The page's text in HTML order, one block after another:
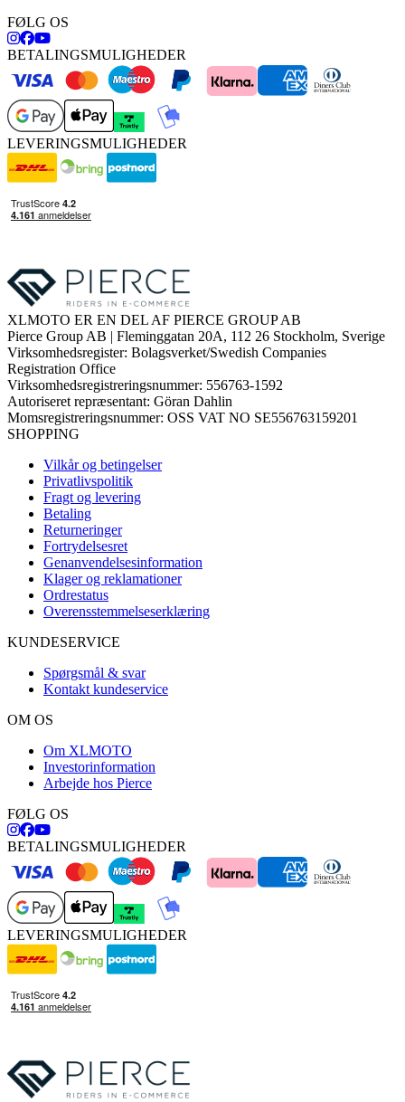
FØLG OS
BETALINGSMULIGHEDER
LEVERINGSMULIGHEDER
XLMOTO ER EN DEL AF PIERCE GROUP AB
Pierce Group AB | Fleminggatan 20A, 112 26 Stockholm, Sverige
Virksomhedsregister: Bolagsverket/Swedish Companies
Registration Office
Virksomhedsregistreringsnummer: 556763-1592
Autoriseret repræsentant: Göran Dahlin
Momsregistreringsnummer: OSS VAT NO SE556763159201
SHOPPING
Vilkår og betingelser
Privatlivspolitik
Fragt og levering
Betaling
Returneringer
Fortrydelsesret
Genanvendelsesinformation
Klager og reklamationer
Ordrestatus
Overensstemmelseserklæring
KUNDESERVICE
Spørgsmål & svar
Kontakt kundeservice
OM OS
Om XLMOTO
Investorinformation
Arbejde hos Pierce
FØLG OS
BETALINGSMULIGHEDER
LEVERINGSMULIGHEDER